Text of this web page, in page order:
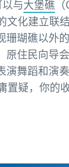
与大堡礁
文化建立联
珊瑚礁以外
原住民向导
演舞蹈和演
置疑，你的